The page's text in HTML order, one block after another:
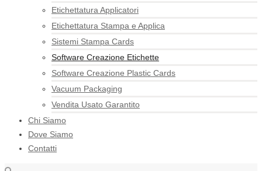
Etichettatura Applicatori
Etichettatura Stampa e Applica
Sistemi Stampa Cards
Software Creazione Etichette
Software Creazione Plastic Cards
Vacuum Packaging
Vendita Usato Garantito
Chi Siamo
Dove Siamo
Contatti